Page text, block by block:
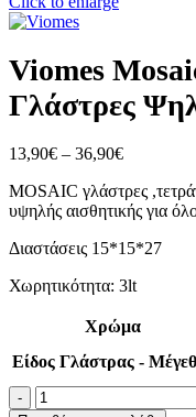
Viomes
Γλάστρες
13,90€ – 36,90€
MOSAIC γλάστρες
υψηλής αισθητικής για
Διαστάσεις 15*15*27
Χωρητικότητα: 3lt
Χρώμα
Είδος Γλάστρας -